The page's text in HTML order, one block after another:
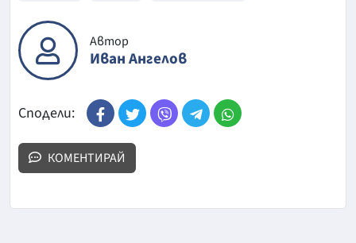
Автор
Иван Ангелов
Сподели:
КОМЕНТИРАЙ